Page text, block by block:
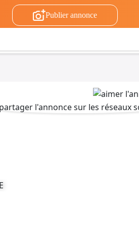
Publier annonce